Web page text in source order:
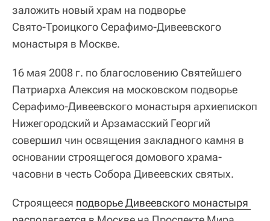
заложить новый храм на подворье
Свято‑Троицкого Серафимо-Дивеевского
монастыря в Москве.
16 мая 2008 г. по благословению Святейшего
Патриарха Алексия на московском подворье
Серафимо‑Дивеевского монастыря архиепископ
Нижегородский и Арзамасский Георгий
совершил чин освящения закладного камня в
основании строящегося домового храма-
часовни в честь Собора Дивеевских святых.
Строящееся подворье Дивеевского монастыря